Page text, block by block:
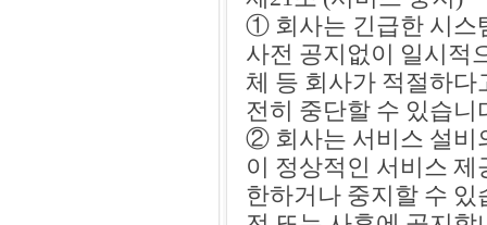
① 회사는 긴급한 시스
사전 공지없이 일시적
체 등 회사가 적절하
전히 중단할 수 있습니
② 회사는 서비스 설비
이 정상적인 서비스
한하거나 중지할 수